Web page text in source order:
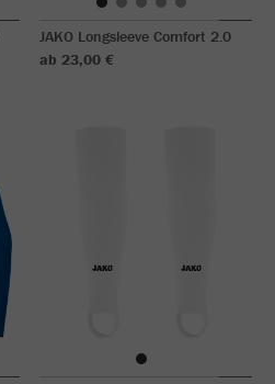
JAKO Longsleeve Comfort 2.0
ab 23,00 €